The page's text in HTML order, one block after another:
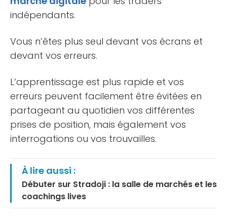
indépendants.
Vous n’êtes plus seul devant vos écrans et
devant vos erreurs.
L’apprentissage est plus rapide et vos
erreurs peuvent facilement être évitées en
partageant au quotidien vos différentes
prises de position, mais également vos
interrogations ou vos trouvailles.
À lire aussi :
Débuter sur Stradoji : la salle de marchés et les
coachings lives